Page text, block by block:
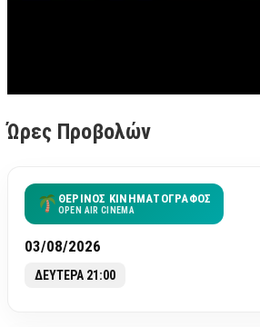
Ώρες Προβολών
ΘΕΡΙΝΟΣ ΚΙΝΗΜΑΤΟΓΡΑΦΟΣ
OPEN AIR CINEMA
03/08/2026
ΔΕΥΤΕΡΑ 21:00